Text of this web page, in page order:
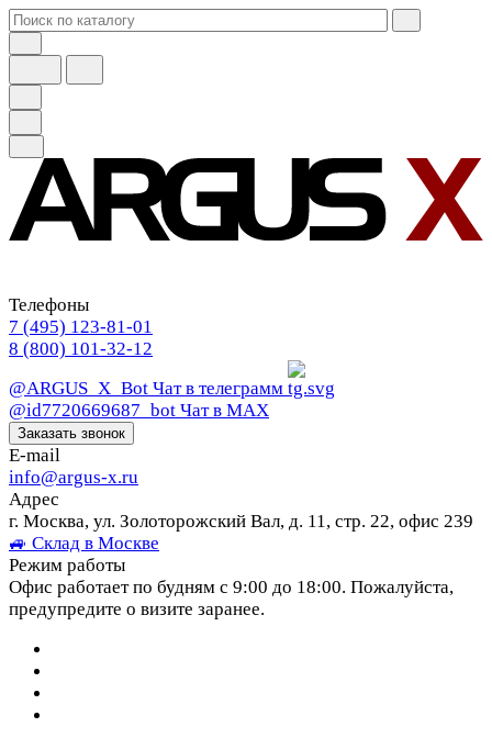
Телефоны
7 (495) 123-81-01
8 (800) 101-32-12
@ARGUS_X_Bot Чат в телеграмм
@id7720669687_bot Чат в МАХ
Заказать звонок
E-mail
info@argus-x.ru
Адрес
г. Москва, ул. Золоторожский Вал, д. 11, стр. 22, офис 239
🚙 Склад в Москве
Режим работы
Офис работает по будням с 9:00 до 18:00. Пожалуйста,
предупредите о визите заранее.